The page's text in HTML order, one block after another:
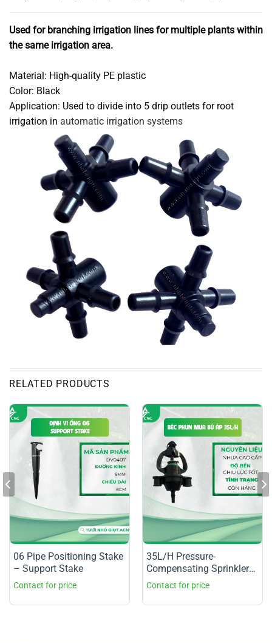
Used for branching irrigation lines for multiple plants within
the same irrigation area.
Material: High-quality PE plastic
Color: Black
Application: Used to divide into 5 drip outlets for root
irrigation in automatic irrigation systems
RELATED PRODUCTS
06 Pipe Positioning Stake
– Support Stake
35L/H Pressure-
Compensating Sprinkler
Nozzle